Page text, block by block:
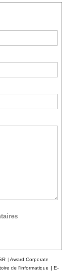
| Award Corporate
de l'informatique | E-